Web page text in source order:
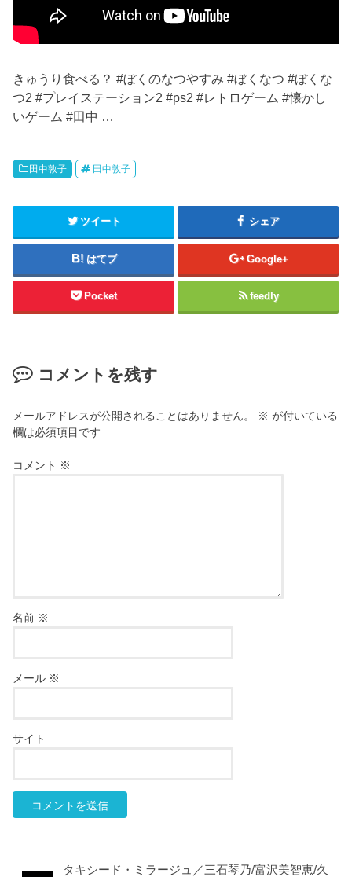
きゅうり食べる？ #ぼくのなつやすみ #ぼくなつ #ぼくな
つ2 #プレイステーション2 #ps2 #レトロゲーム #懐かし
いゲーム #田中 …
田中敦子 田中敦子
ツイート シェア
はてブ Google+
Pocket feedly
コメントを残す
メールアドレスが公開されることはありません。 ※ が付いている
欄は必須項目です
コメント ※
名前 ※
メール ※
サイト
タキシード・ミラージュ／三石琴乃/富沢美智恵/久